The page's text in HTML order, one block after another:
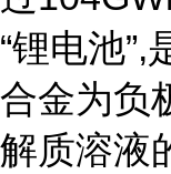
“锂电池
合金为负
解质溶液